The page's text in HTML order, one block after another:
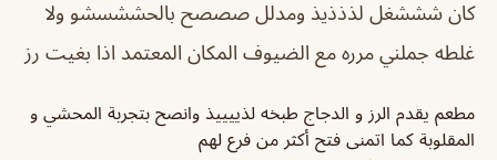
كان شششغل لذذذيذ ومدلل صصصح بالحششسشو ولا
غلطه جملني مرره مع الضيوف المكان المعتمد اذا بغيت رز
مطعم يقدم الرز و الدجاج طبخه لذييييذ وانصح بتجربة المحشي و
المقلوبة كما اتمنى فتح أكثر من فرع لهم